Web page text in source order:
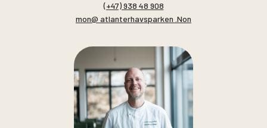
(+47) 938 48 908
mon@ atlanterhavsparken .Non